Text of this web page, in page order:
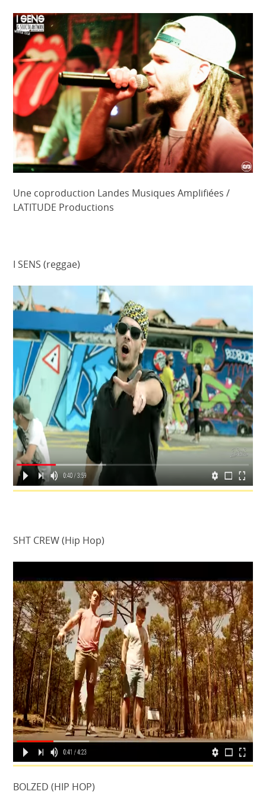
Une coproduction Landes Musiques Amplifiées /
LATITUDE Productions
I SENS (reggae)
SHT CREW (Hip Hop)
BOLZED (HIP HOP)